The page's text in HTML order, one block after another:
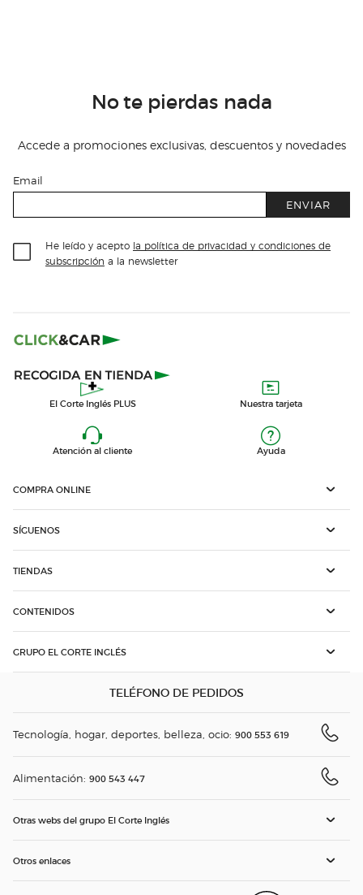
No te pierdas nada
Accede a promociones exclusivas, descuentos y novedades
Email
ENVIAR
He leído y acepto la política de privacidad y condiciones de
subscripción a la newsletter
El Corte Inglés PLUS Nuestra tarjeta
Atención al cliente Ayuda
COMPRA ONLINE
SÍGUENOS
TIENDAS
CONTENIDOS
GRUPO EL CORTE INGLÉS
TELÉFONO DE PEDIDOS
Tecnología, hogar, deportes, belleza, ocio: 900 553 619
Alimentación: 900 543 447
Otras webs del grupo El Corte Inglés
Otros enlaces